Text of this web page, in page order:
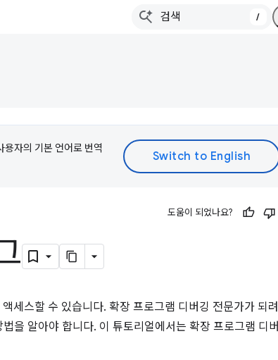
/
자의 기본 언어로 번역
도움이 되었나요?
액세스할 수 있습니다. 확장 프로그램 디버깅 전문가가 되려
을 알아야 합니다. 이 튜토리얼에서는 확장 프로그램 디버